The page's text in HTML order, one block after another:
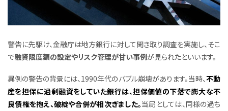
警告に先駆け、金融庁は地方銀行に対して聞き取り調査を実施し、そこ
で融資限度額の設定やリスク管理が甘い事例が見られたといいます。
異例の警告の背景には、1990年代のバブル崩壊があります。当時、不動
産を担保に過剰融資をしていた銀行は、担保価値の下落で膨大な不
良債権を抱え、破綻や合併が相次ぎました。当局としては、同様の過ち